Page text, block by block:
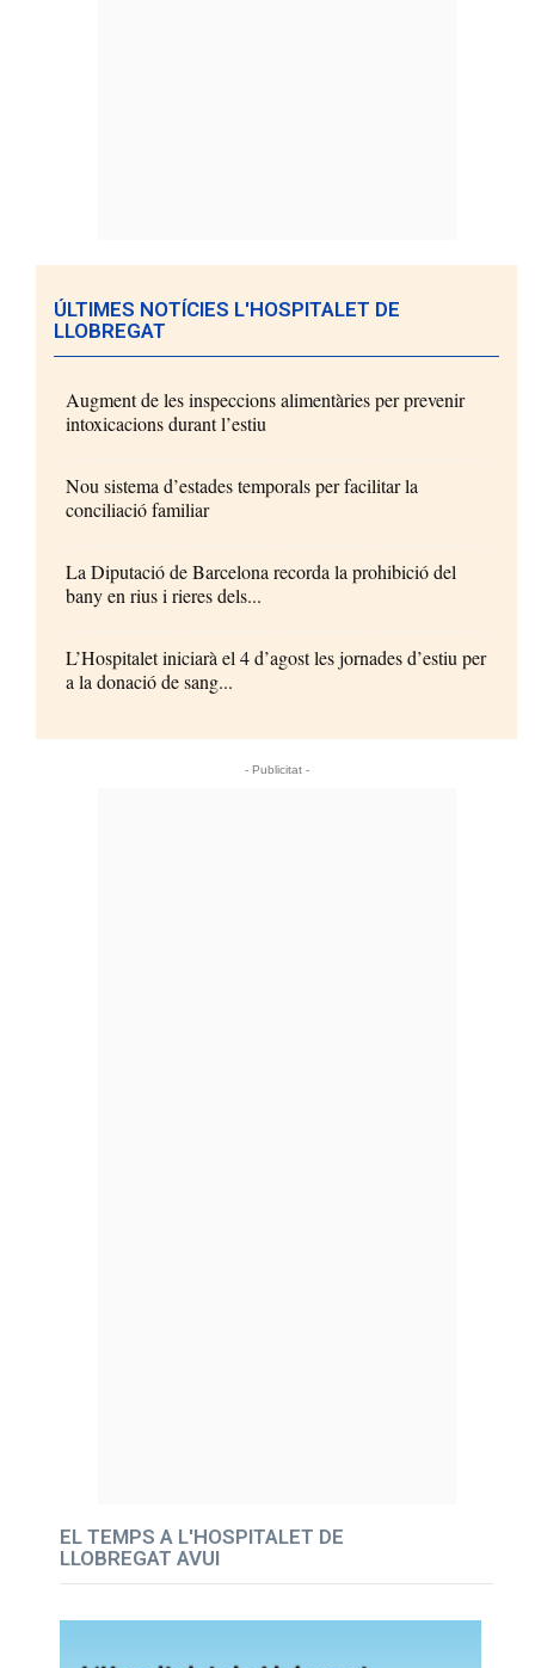
ÚLTIMES NOTÍCIES L'HOSPITALET DE
LLOBREGAT
Augment de les inspeccions alimentàries per prevenir
intoxicacions durant l’estiu
Nou sistema d’estades temporals per facilitar la
conciliació familiar
La Diputació de Barcelona recorda la prohibició del
bany en rius i rieres dels...
L’Hospitalet iniciarà el 4 d’agost les jornades d’estiu per
a la donació de sang...
- Publicitat -
EL TEMPS A L'HOSPITALET DE
LLOBREGAT AVUI